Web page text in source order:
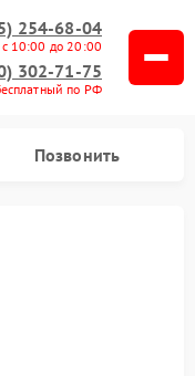
254-68-04
с 10:00 до 20:00
302-71-75
по РФ
Позвонить